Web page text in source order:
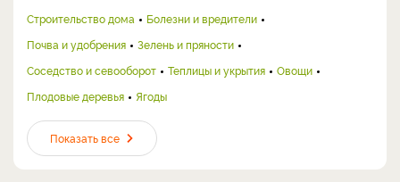
Строительство дома
Болезни и вредители
Почва и удобрения
Зелень и пряности
Соседство и севооборот
Теплицы и укрытия
Овощи
Плодовые деревья
Ягоды
Показать все